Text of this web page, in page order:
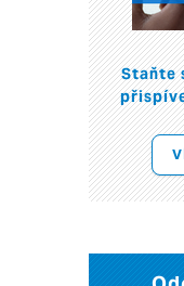
Staňte